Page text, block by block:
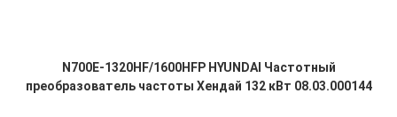
N700E-1320HF/1600HFP HYUNDAI Частотный
преобразователь частоты Хендай 132 кВт 08.03.000144